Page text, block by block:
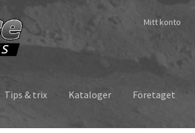
Mitt konto
Tips & trix Kataloger Företaget